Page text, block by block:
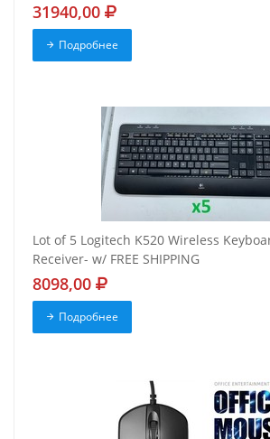
31940,00
Подробнее
Lot of 5 Logitech K520 Wireless
Receiver- w/ FREE SHIPPING
8098,00
Подробнее